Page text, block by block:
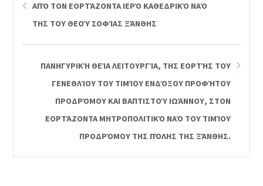
ΑΠΌ ΤΟΝ ΕΟΡΤΆΖΟΝΤΑ ΙΕΡΌ ΚΑΘΕΔΡΙΚΌ ΝΑΌ
ΤΗΣ ΤΟΥ ΘΕΟΎ ΣΟΦΊΑΣ ΞΆΝΘΗΣ
ΠΑΝΗΓΥΡΙΚΉ ΘΕΊΑ ΛΕΙΤΟΥΡΓΊΑ, ΤΗΣ ΕΟΡΤΉΣ ΤΟΥ
ΓΕΝΕΘΛΊΟΥ ΤΟΥ ΤΙΜΊΟΥ ΕΝΔΌΞΟΥ ΠΡΟΦΉΤΟΥ
ΠΡΟΔΡΌΜΟΥ ΚΑΙ ΒΑΠΤΙΣΤΟΎ ΙΩΆΝΝΟΥ, ΣΤΟΝ
ΕΟΡΤΆΖΟΝΤΑ ΜΗΤΡΟΠΟΛΙΤΙΚΌ ΝΑΌ ΤΟΥ ΤΙΜΊΟΥ
ΠΡΟΔΡΌΜΟΥ ΤΗΣ ΠΌΛΗΣ ΤΗΣ ΞΆΝΘΗΣ.